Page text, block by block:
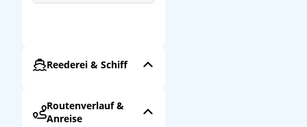
Reederei & Schiff
Routenverlauf &
Anreise